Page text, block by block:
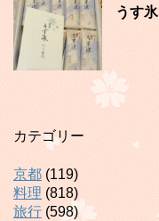
うす氷
カテゴリー
京都 (119)
料理 (818)
旅行 (598)